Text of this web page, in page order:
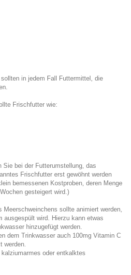
in jedem Fall Futtermittel, die
Frischfutter wie:
Sie bei der Futterumstellung, das
Frischfutter erst gewöhnt werden
bemessenen Kostproben, deren Menge
gesteigert wird.)
Meerschweinchens sollte animiert werden,
ausgespült wird. Hierzu kann etwas
hinzugefügt werden.
dem Trinkwasser auch 100mg Vitamin C
werden.
oder entkalktes